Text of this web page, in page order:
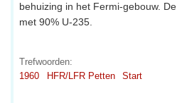
behuizing in het Fermi-gebouw.
met 90% U-235.
Trefwoorden:
1960
HFR/LFR Petten Start